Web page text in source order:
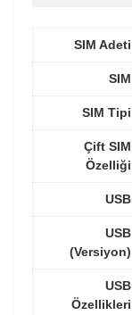
SIM Adeti
SIM
SIM Tipi
Çift SIM
Özelliği
USB
USB
(Versiyon)
USB
Özellikleri